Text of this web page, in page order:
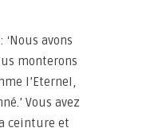
‘Nous avons
monterons
l’Eternel,
Vous avez
ceinture et